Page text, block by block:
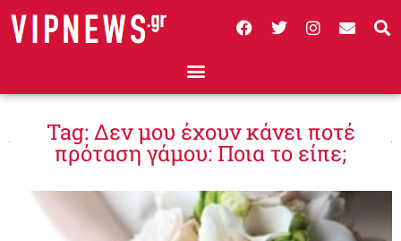
Tag: Δεν μου έχουν κάνει ποτέ
πρόταση γάμου: Ποια το είπε;